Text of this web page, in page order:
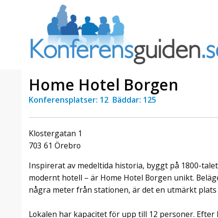
Home Hotel Borgen
Konferensplatser: 12 Bäddar: 125
Klostergatan 1
703 61 Örebro
Inspirerat av medeltida historia, byggt på 1800-
modernt hotell – är Home Hotel Borgen unikt.
några meter från stationen, är det en utmärkt
Lokalen har kapacitet för upp till 12 personer.
av att
här är
Erbjudande från Sheraton
Julerbjudande
Välkommen att fira in julen
november och 19 december
förvandlar vi våra lokaler till en
stämningsfull mötesplats där